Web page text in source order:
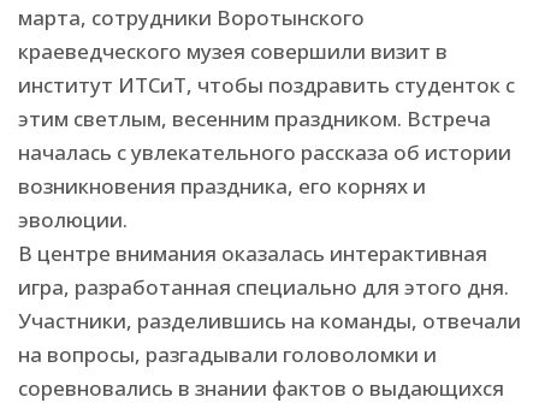
марта, сотрудники Воротынского
краеведческого музея совершили визит в
институт ИТСиТ, чтобы поздравить студенток с
этим светлым, весенним праздником. Встреча
началась с увлекательного рассказа об истории
возникновения праздника, его корнях и
эволюции.
В центре внимания оказалась интерактивная
игра, разработанная специально для этого дня.
Участники, разделившись на команды, отвечали
на вопросы, разгадывали головоломки и
соревновались в знании фактов о выдающихся